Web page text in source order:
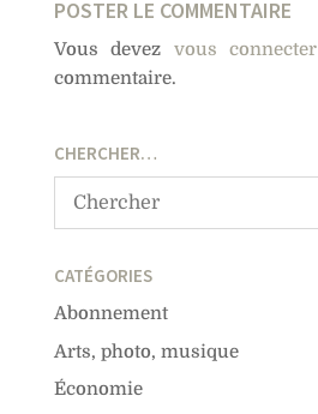
POSTER LE COMMENTAIRE
Vous devez vous connecter
commentaire.
CHERCHER…
CATÉGORIES
Abonnement
Arts, photo, musique
Économie